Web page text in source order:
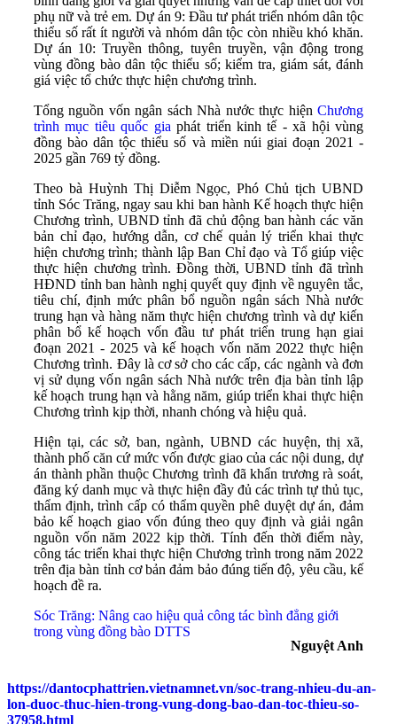
phụ nữ và trẻ em. Dự án 9: Đầu tư phát triển nhóm dân tộc
thiểu số rất ít người và nhóm dân tộc còn nhiều khó khăn.
Dự án 10: Truyền thông, tuyên truyền, vận động trong
vùng đồng bào dân tộc thiểu số; kiểm tra, giám sát, đánh
giá việc tổ chức thực hiện chương trình.
Tổng nguồn vốn ngân sách Nhà nước thực hiện Chương
trình mục tiêu quốc gia phát triển kinh tế - xã hội vùng
đồng bào dân tộc thiểu số và miền núi giai đoạn 2021 -
2025 gần 769 tỷ đồng.
Theo bà Huỳnh Thị Diễm Ngọc, Phó Chủ tịch UBND
tỉnh Sóc Trăng, ngay sau khi ban hành Kế hoạch thực hiện
Chương trình, UBND tỉnh đã chủ động ban hành các văn
bản chỉ đạo, hướng dẫn, cơ chế quản lý triển khai thực
hiện chương trình; thành lập Ban Chỉ đạo và Tổ giúp việc
thực hiện chương trình. Đồng thời, UBND tỉnh đã trình
HĐND tỉnh ban hành nghị quyết quy định về nguyên tắc,
tiêu chí, định mức phân bổ nguồn ngân sách Nhà nước
trung hạn và hàng năm thực hiện chương trình và dự kiến
phân bổ kế hoạch vốn đầu tư phát triển trung hạn giai
đoạn 2021 - 2025 và kế hoạch vốn năm 2022 thực hiện
Chương trình. Đây là cơ sở cho các cấp, các ngành và đơn
vị sử dụng vốn ngân sách Nhà nước trên địa bàn tỉnh lập
kế hoạch trung hạn và hằng năm, giúp triển khai thực hiện
Chương trình kịp thời, nhanh chóng và hiệu quả.
Hiện tại, các sở, ban, ngành, UBND các huyện, thị xã,
thành phố căn cứ mức vốn được giao của các nội dung, dự
án thành phần thuộc Chương trình đã khẩn trương rà soát,
đăng ký danh mục và thực hiện đầy đủ các trình tự thủ tục,
thẩm định, trình cấp có thẩm quyền phê duyệt dự án, đảm
bảo kế hoạch giao vốn đúng theo quy định và giải ngân
nguồn vốn năm 2022 kịp thời. Tính đến thời điểm này,
công tác triển khai thực hiện Chương trình trong năm 2022
trên địa bàn tỉnh cơ bản đảm bảo đúng tiến độ, yêu cầu, kế
hoạch đề ra.
Sóc Trăng: Nâng cao hiệu quả công tác bình đẳng giới
trong vùng đồng bào DTTS
Nguyệt Anh
https://dantocphattrien.vietnamnet.vn/soc-trang-nhieu-du-an-
lon-duoc-thuc-hien-trong-vung-dong-bao-dan-toc-thieu-so-
37958.html